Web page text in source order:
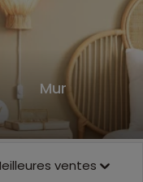
Mur
ventes